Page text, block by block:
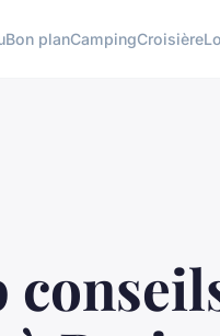
Bon planCampingCroisière